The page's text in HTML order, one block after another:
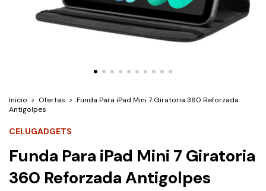
Inicio > Ofertas > Funda Para iPad Mini 7 Giratoria 360 Reforzada
Antigolpes
CELUGADGETS
Funda Para iPad Mini 7 Giratoria
360 Reforzada Antigolpes